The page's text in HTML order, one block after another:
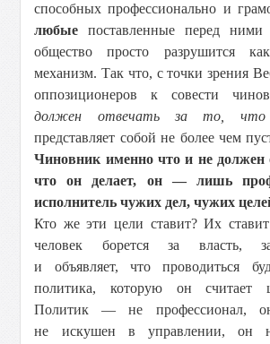
способных профессионально и
любые поставленные перед
общество просто разрушится
механизм. Так что, с точки зрения
оппозиционеров к совести
должен отвечать за то, что
представляет собой не более чем
Чиновник именно что и не должен
что он делает, он — лишь
исполнитель чужих дел, чужих
Кто же эти цели ставит? Их
человек борется за власть,
и объявляет, что проводиться
политика, которую он считает
Политик — не профессионал,
не искушен в управлении, он